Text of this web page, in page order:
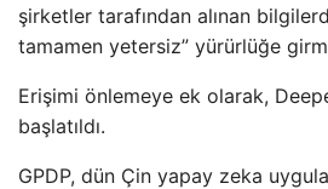
şirketler tarafından alınan
tamamen yetersiz” yürürlüğe
Erişimi önlemeye ek olarak,
başlatıldı.
GPDP, dün Çin yapay zeka